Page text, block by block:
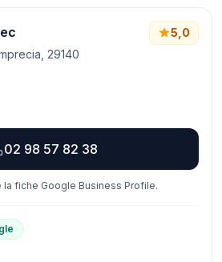
29140
5,0
02 98 57 82 38
la fiche Google Business Profile.